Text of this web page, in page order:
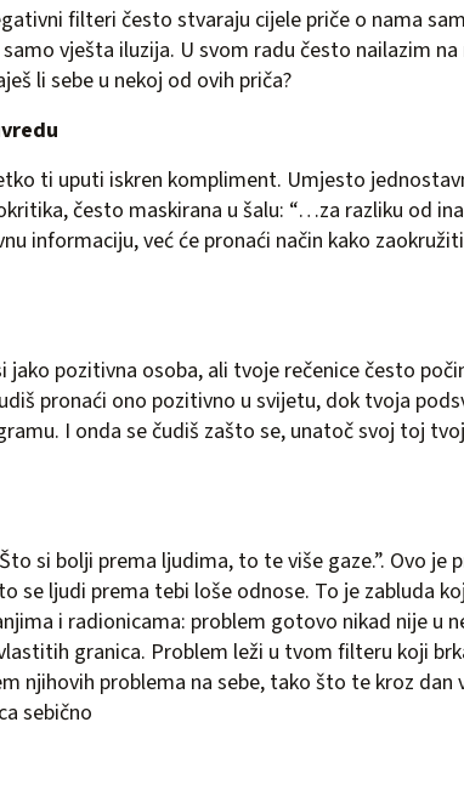
filteri često stvaraju cijele priče o nama
vješta iluzija. U svom radu često nailazim na
li sebe u nekoj od ovih priča?
ti uputi iskren kompliment. Umjesto
često maskirana u šalu: “…za razliku od
informaciju, već će pronaći način kako
jako pozitivna osoba, ali tvoje rečenice često
pronaći ono pozitivno u svijetu, dok tvoja
I onda se čudiš zašto se, unatoč svoj toj
si bolji prema ljudima, to te više gaze.”. Ovo je
se ljudi prema tebi loše odnose. To je zabluda
i radionicama: problem gotovo nikad nije u
granica. Problem leži u tvom filteru koji
njihovih problema na sebe, tako što te kroz dan
sebično